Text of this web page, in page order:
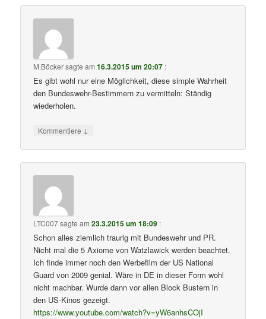
M.Böckersagte am16.3.2015 um 20:07 :
Es gibt wohl nur eine Möglichkeit, diese simple Wahrheit
den Bundeswehr-Bestimmern zu vermitteln: Ständig
wiederholen.
Kommentiere ↓
LTC007sagte am23.3.2015 um 18:09 :
Schon alles ziemlich traurig mit Bundeswehr und PR.
Nicht mal die 5 Axiome von Watzlawick werden beachtet.
Ich finde immer noch den Werbefilm der US National
Guard von 2009 genial. Wäre in DE in dieser Form wohl
nicht machbar. Wurde dann vor allen Block Bustern in
den US-Kinos gezeigt.
https://www.youtube.com/watch?v=yW6anhsCOjI